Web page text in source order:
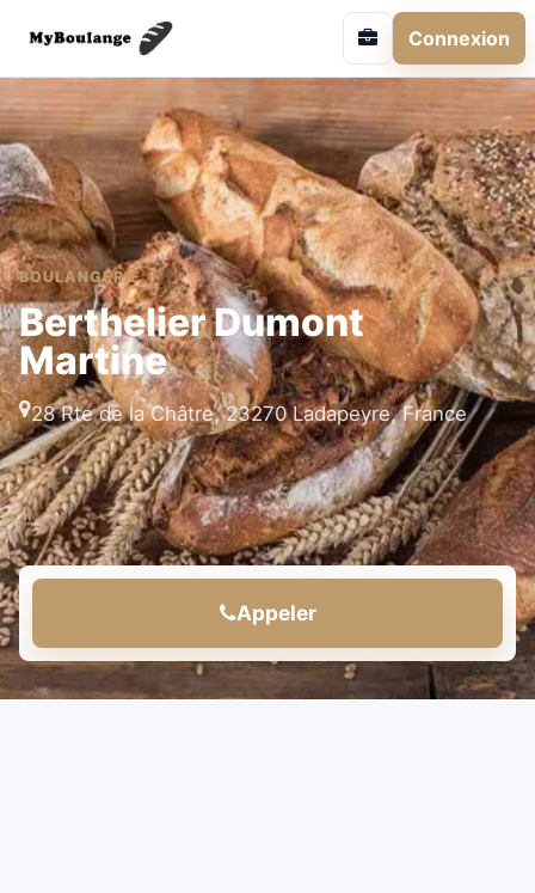
Connexion
BOULANGERIE
Berthelier Dumont
Martine
28 Rte de la Châtre, 23270 Ladapeyre, France
Appeler